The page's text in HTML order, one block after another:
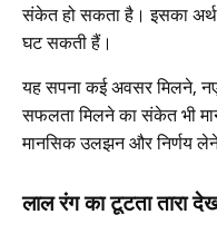
संकेत हो सकता है। इसका
घट सकती हैं।
यह सपना कई अवसर मिलने,
सफलता मिलने का संकेत भी
मानसिक उलझन और निर्णय
लाल रंग का टूटता तारा